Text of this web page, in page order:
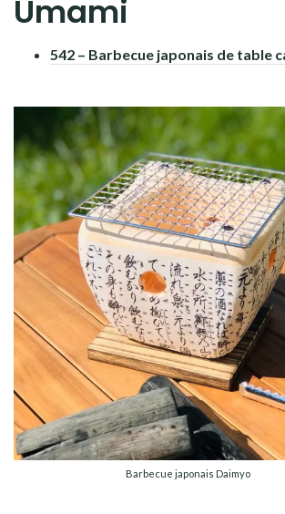
Umami
542 – Barbecue japonais de table
Barbecue japonais Daimyo